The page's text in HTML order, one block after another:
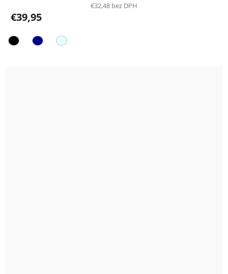
€32,48 bez DPH
€39,95